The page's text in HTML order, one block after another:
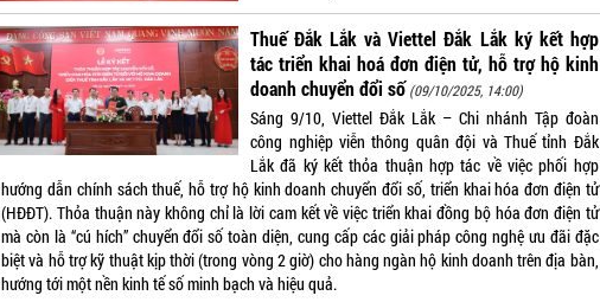
Thuế Đắk Lắk và Viettel Đắk Lắk ký kết hợp
tác triển khai hoá đơn điện tử, hỗ trợ hộ kinh
doanh chuyển đổi số (09/10/2025, 14:00)
Sáng 9/10, Viettel Đắk Lắk – Chi nhánh Tập đoàn
công nghiệp viễn thông quân đội và Thuế tỉnh Đắk
Lắk đã ký kết thỏa thuận hợp tác về việc phối hợp
hướng dẫn chính sách thuế, hỗ trợ hộ kinh doanh chuyển đổi số, triển khai hóa đơn điện tử
(HĐĐT). Thỏa thuận này không chỉ là lời cam kết về việc triển khai đồng bộ hóa đơn điện tử
mà còn là “cú hích” chuyển đổi số toàn diện, cung cấp các giải pháp công nghệ ưu đãi đặc
biệt và hỗ trợ kỹ thuật kịp thời (trong vòng 2 giờ) cho hàng ngàn hộ kinh doanh trên địa bàn,
hướng tới một nền kinh tế số minh bạch và hiệu quả.